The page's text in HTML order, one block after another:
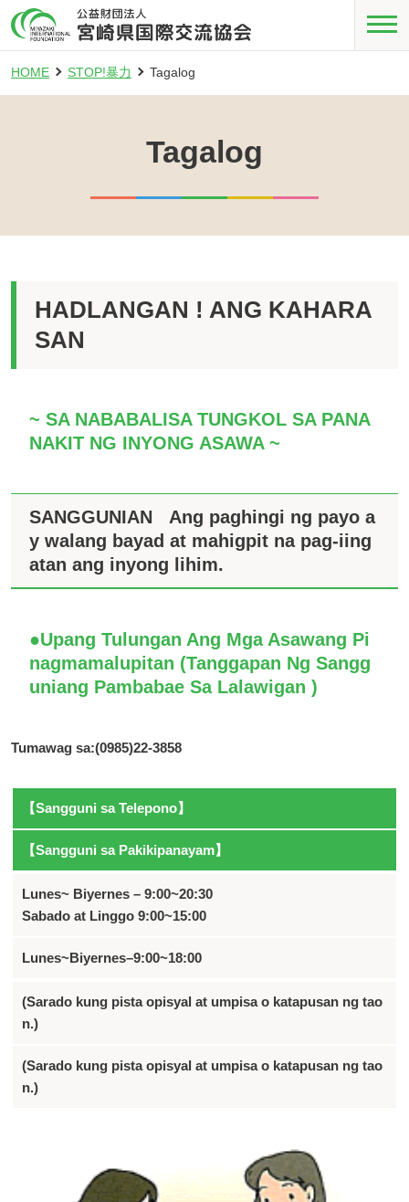
HOME STOP!暴力 Tagalog
Tagalog
HADLANGAN ! ANG KAHARA
SAN
~ SA NABABALISA TUNGKOL SA PANA
NAKIT NG INYONG ASAWA ~
SANGGUNIAN Ang paghingi ng payo a
y walang bayad at mahigpit na pag-iing
atan ang inyong lihim.
●Upang Tulungan Ang Mga Asawang Pi
nagmamalupitan (Tanggapan Ng Sangg
uniang Pambabae Sa Lalawigan )
Tumawag sa:(0985)22-3858
【Sangguni sa Telepono】
【Sangguni sa Pakikipanayam】
Lunes~ Biyernes – 9:00~20:30
Sabado at Linggo 9:00~15:00
Lunes~Biyernes–9:00~18:00
(Sarado kung pista opisyal at umpisa o katapusan ng tao
n.)
(Sarado kung pista opisyal at umpisa o katapusan ng tao
n.)